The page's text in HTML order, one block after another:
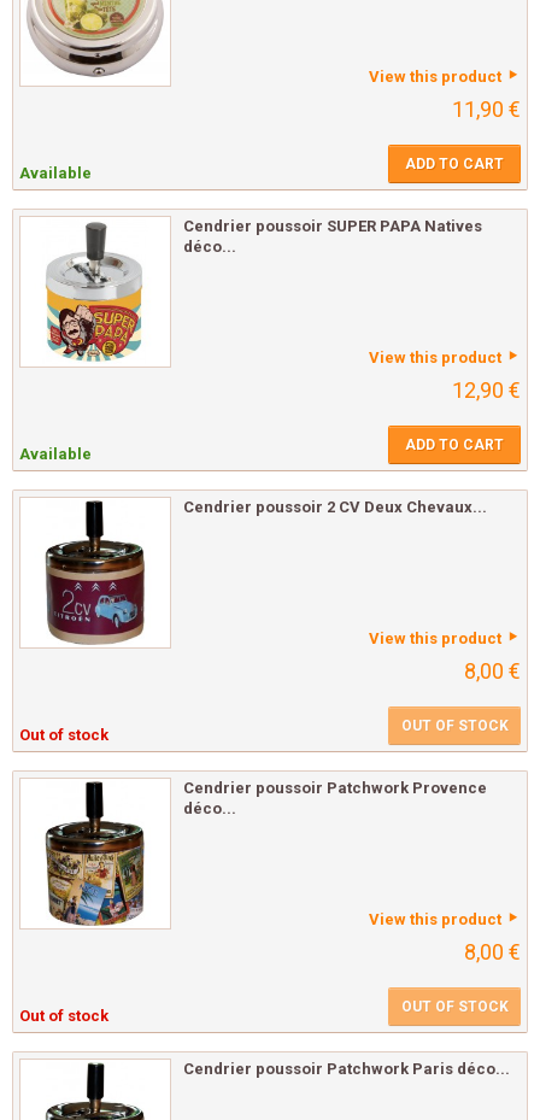
View this product
11,90 €
Available ADD TO CART
Cendrier poussoir SUPER PAPA Natives
déco...
View this product
12,90 €
Available ADD TO CART
Cendrier poussoir 2 CV Deux Chevaux...
View this product
8,00 €
Out of stock OUT OF STOCK
Cendrier poussoir Patchwork Provence
déco...
View this product
8,00 €
Out of stock OUT OF STOCK
Cendrier poussoir Patchwork Paris déco...